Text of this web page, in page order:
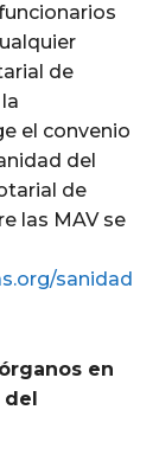
de
el convenio
del
de
las MAV se
sanidad
en
del